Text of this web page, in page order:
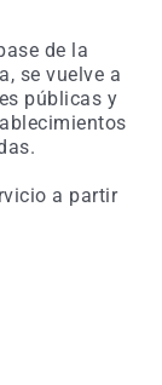
de la
se vuelve a
públicas y
a partir